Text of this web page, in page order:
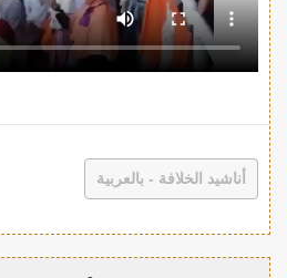
أناشيد الخلافة - بالعربية